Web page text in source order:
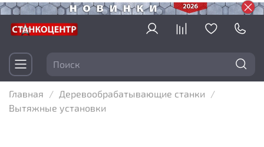
Главная
Деревообрабатывающие станки
Вытяжные установки